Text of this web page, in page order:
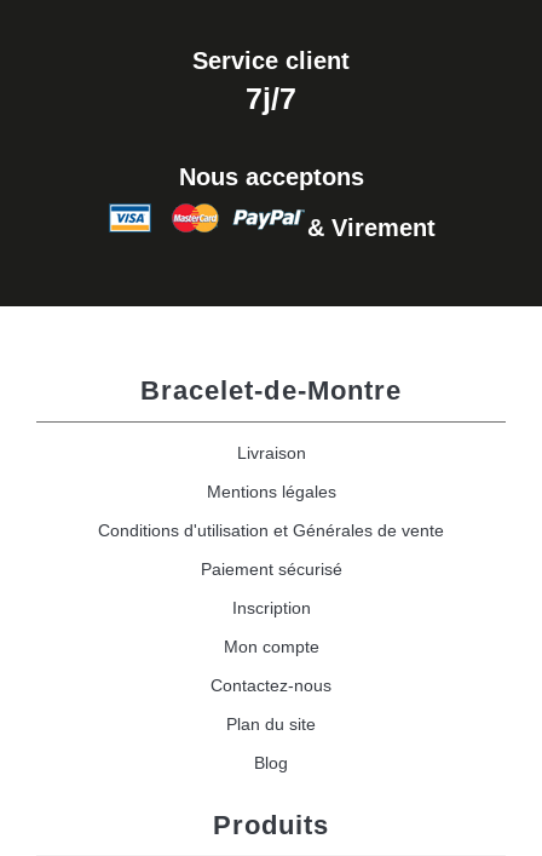
Service client
7j/7
Nous acceptons
& Virement
Bracelet-de-Montre
Livraison
Mentions légales
Conditions d'utilisation et Générales de vente
Paiement sécurisé
Inscription
Mon compte
Contactez-nous
Plan du site
Blog
Produits